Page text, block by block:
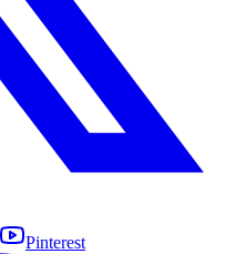
Pinterest